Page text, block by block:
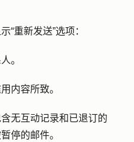
“重新发送”选项：
。
内容所致。
无互动记录和已退订的
停的邮件。